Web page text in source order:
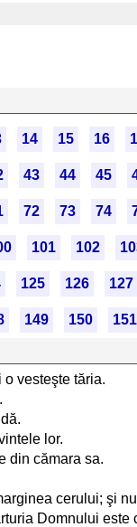
14 15 16
43 44 45
72 73 74
101 102
125 126 127
149 150
151
vesteşte tăria.
lor.
din cămara sa.
cerului; şi
Domnului